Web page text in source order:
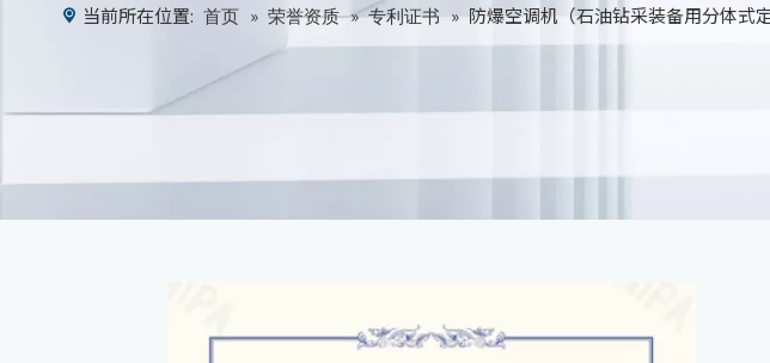
当前所在位置: 首页 » 荣誉资质 » 专利证书 » 防爆空调机（石油钻采装备用分体式